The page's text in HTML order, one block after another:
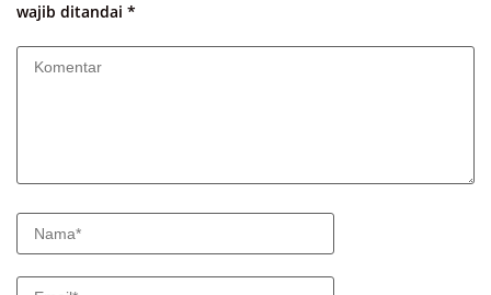
wajib ditandai *